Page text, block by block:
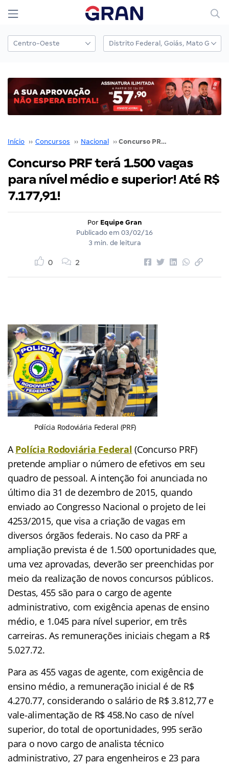
Início ›› Concursos ›› Nacional ›› Concurso PRF terá 1.500 vagas para nível médio e superior! Até R$ 7.177,91!
Concurso PRF terá 1.500 vagas
para nível médio e superior! Até R$
7.177,91!
Por Equipe Gran
Publicado em 03/02/16
3 min. de leitura
0 2
Polícia Rodoviária Federal (PRF)
A Polícia Rodoviária Federal (Concurso PRF)
pretende ampliar o número de efetivos em seu
quadro de pessoal. A intenção foi anunciada no
último dia 31 de dezembro de 2015, quando
enviado ao Congresso Nacional o projeto de lei
4253/2015, que visa a criação de vagas em
diversos órgãos federais. No caso da PRF a
ampliação prevista é de 1.500 oportunidades que,
uma vez aprovadas, deverão ser preenchidas por
meio da realização de novos concursos públicos.
Destas, 455 são para o cargo de agente
administrativo, com exigência apenas de ensino
médio, e 1.045 para nível superior, em três
carreiras. As remunerações iniciais chegam a R$
5.027.72.
Para as 455 vagas de agente, com exigência de
ensino médio, a remuneração inicial é de R$
4.270.77, considerando o salário de R$ 3.812,77 e
vale-alimentação de R$ 458.No caso de nível
superior, do total de oportunidades, 995 serão
para o novo cargo de analista técnico
administrativo, 27 para engenheiros e 23 para